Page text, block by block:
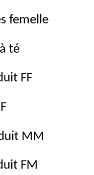
femelle
té
FF
MM
FM